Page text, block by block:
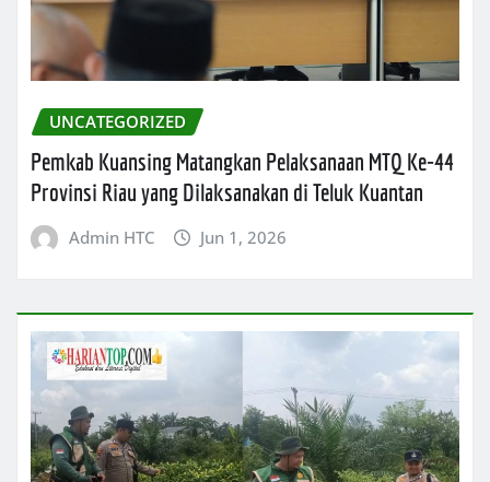
UNCATEGORIZED
Pemkab Kuansing Matangkan Pelaksanaan MTQ Ke-44
Provinsi Riau yang Dilaksanakan di Teluk Kuantan
Admin HTC Jun 1, 2026